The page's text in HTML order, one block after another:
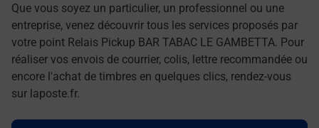
Que vous soyez un particulier, un professionnel ou une
entreprise, venez découvrir tous les services proposés par
votre point Relais Pickup BAR TABAC LE GAMBETTA. Pour
réaliser vos envois de courrier, colis, lettre recommandée ou
encore l'achat de timbres en quelques clics, rendez-vous
sur laposte.fr.